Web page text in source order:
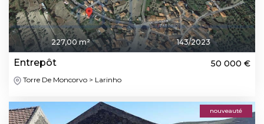
227,00 m² 143/2023
Entrepôt 50 000 €
Torre De Moncorvo > Larinho
nouveauté